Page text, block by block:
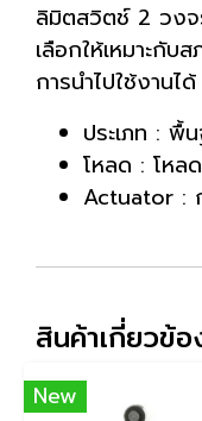
ลิมิตสวิตช์ 2 วงจ
เลือกให้เหมาะกับ
การนำไปใช้งานได้
ประเภท : พื้
โหลด : โหล
Actuator :
สินค้าเกี่ยวข้อ
New